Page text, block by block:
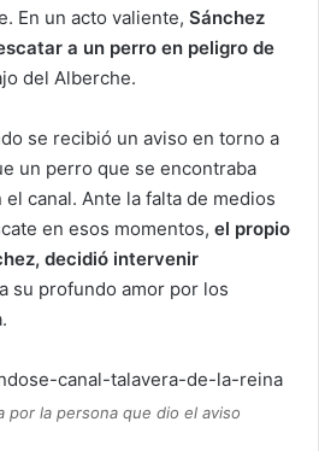
En un acto valiente, Sánchez
a un perro en peligro de
del Alberche.
se recibió un aviso en torno a
un perro que se encontraba
canal. Ante la falta de medios
en esos momentos, el propio
decidió intervenir
su profundo amor por los
por la persona que dio el aviso